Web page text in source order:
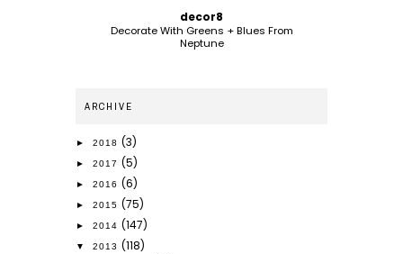
decor8
Decorate With Greens + Blues From
Neptune
ARCHIVE
► 2018 (3)
► 2017 (5)
► 2016 (6)
► 2015 (75)
► 2014 (147)
▼ 2013 (118)